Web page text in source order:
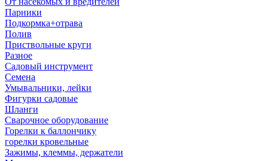
Парники
Подкормка+отрава
Полив
Приствольные круги
Разное
Садовый инструмент
Семена
Умывальники, лейки
Фигурки садовые
Шланги
Сварочное оборудование
Горелки к баллончику
горелки кровельные
Зажимы, клеммы, держатели